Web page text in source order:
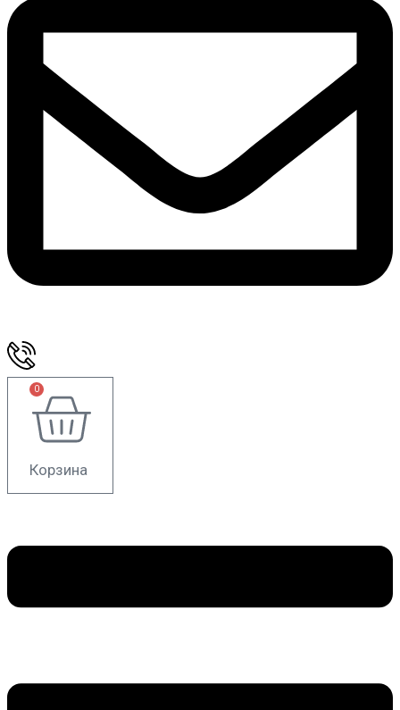
0
Корзина